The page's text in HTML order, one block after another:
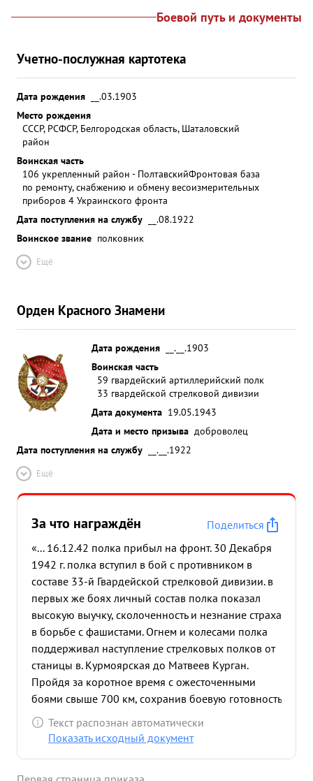
Боевой путь и документы
Учетно-послужная картотека
Дата рождения
__.03.1903
Место рождения
СССР, РСФСР, Белгородская область, Шаталовский
район
Воинская часть
106 укрепленный район - ПолтавскийФронтовая база
по ремонту, снабжению и обмену весоизмерительных
приборов 4 Украинского фронта
Дата поступления на службу
__.08.1922
Воинское звание полковник
Ещё
Орден Красного Знамени
Дата рождения
__.__.1903
Воинская часть
59 гвардейский артиллерийский полк
33 гвардейской стрелковой дивизии
Дата документа 19.05.1943
Дата и место призыва доброволец
Дата поступления на службу
__.__.1922
Ещё
За что награждён
Поделиться
«... 16.12.42 полка прибыл на фронт. 30 Декабря
1942 г. полка вступил в бой с противником в
составе 33-й Гвардейской стрелковой дивизии. в
первых же боях личный состав полка показал
высокую выучку, сколоченность и незнание страха
в борьбе с фашистами. Огнем и колесами полка
поддерживал наступление стрелковых полков от
станицы в. Курмоярская до Матвеев Курган.
Пройдя за коротное время с ожесточенными
боями свыше 700 км, сохранив боевую готовность
полка, а также личный состав, конский состав и
материальную часть, с небольшими потерями. За
Текст распознан автоматически
Показать исходный документ